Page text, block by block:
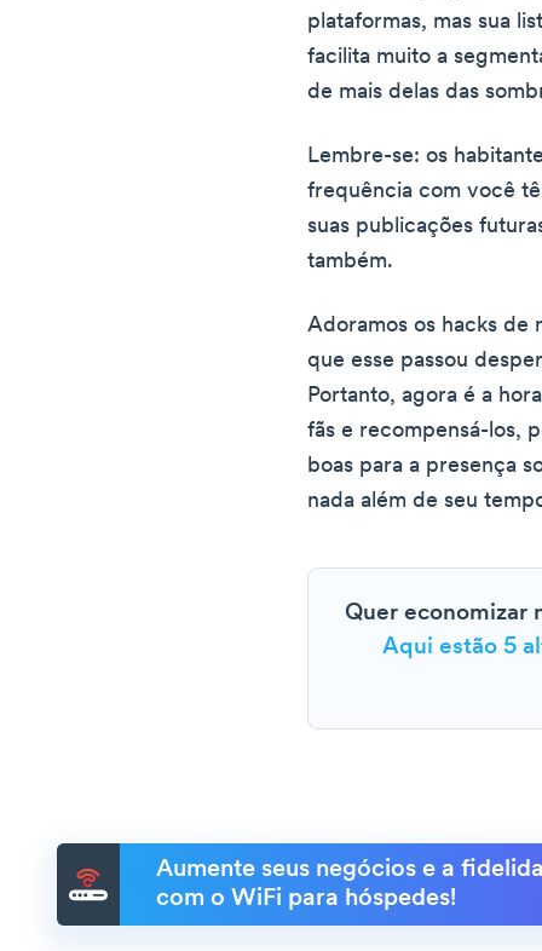
plataformas, mas sua
facilita muito a
de mais delas das
Lembre-se: os
frequência com você
suas publicações
também.
Adoramos os hacks de
que esse passou
Portanto, agora é a
fãs e recompensá-los,
boas para a presença
nada além de seu
Quer economizar
Aqui estão 5
Aumente seus negócios e a
com o WiFi para hóspedes!